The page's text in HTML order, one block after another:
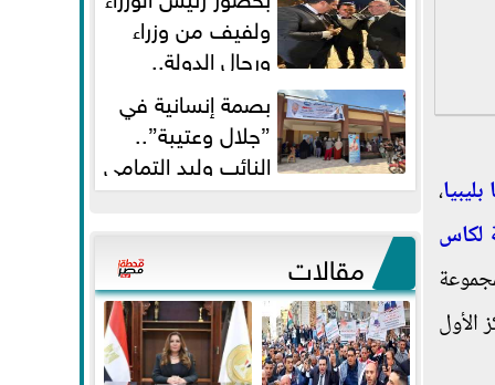
،
لكاس
الأول
ولفيف من وزراء
ورجال الدولة..
النائبان وليد التمامي ومحمد...
بصمة إنسانية في
”جلال وعتيبة”..
النائب وليد التمامي
والبروفيسور جمال شيحة يداويان...
مقالات